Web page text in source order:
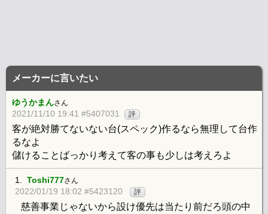
メーカーに言いたい
ゆうかまんさん
2021/11/10 19:41 #5407031 評
客が絶対勝てないない台(スペック)作るなら無理して台作
るなよ
儲けることばっかり考えて客の事も少しは考えろよ
1. Toshi777さん
2022/01/19 18:02 #5423120 評
慈善事業じゃないから設け優先は当たり前だろ頭の中